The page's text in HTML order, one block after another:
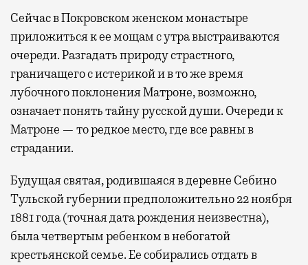
Сейчас в Покровском женском монастыре
приложиться к ее мощам с утра выстраиваются
очереди. Разгадать природу страстного,
граничащего с истерикой и в то же время
лубочного поклонения Матроне, возможно,
означает понять тайну русской души. Очереди к
Матроне — то редкое место, где все равны в
страдании.
Будущая святая, родившаяся в деревне Себино
Тульской губернии предположительно 22 ноября
1881 года (точная дата рождения неизвестна),
была четвертым ребенком в небогатой
крестьянской семье. Ее собирались отдать в